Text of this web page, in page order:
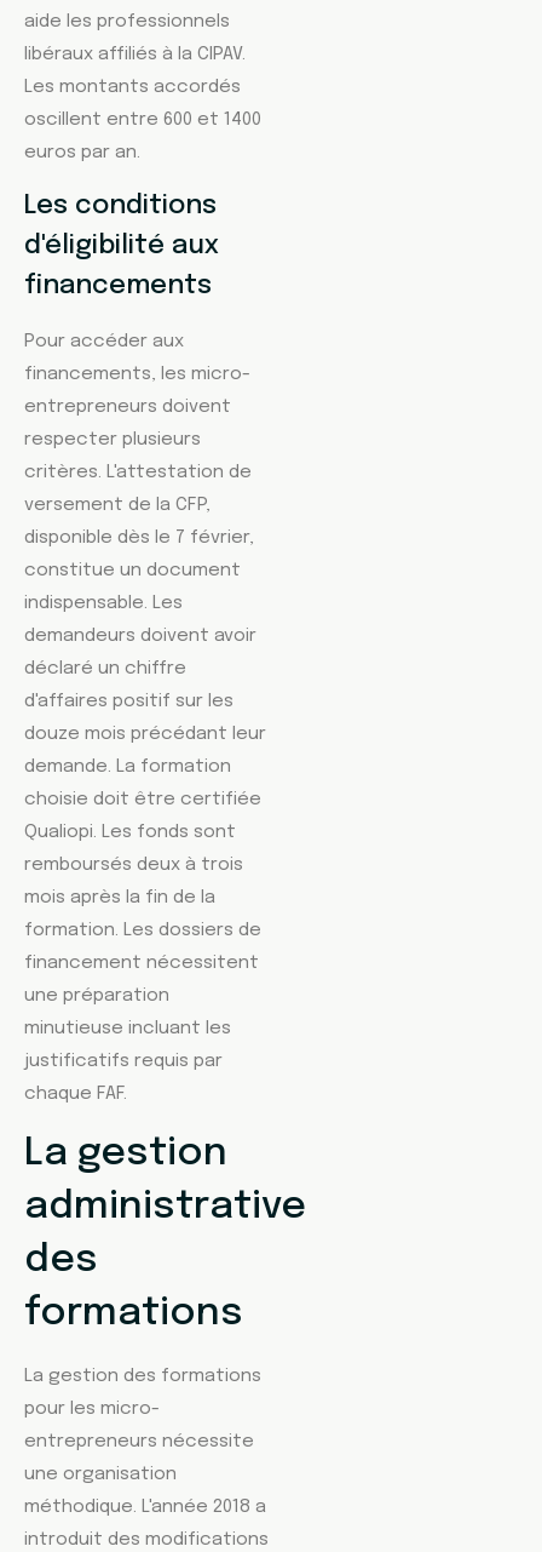
aide les professionnels
libéraux affiliés à la CIPAV.
Les montants accordés
oscillent entre 600 et 1400
euros par an.
Les conditions
d'éligibilité aux
financements
Pour accéder aux
financements, les micro-
entrepreneurs doivent
respecter plusieurs
critères. L'attestation de
versement de la CFP,
disponible dès le 7 février,
constitue un document
indispensable. Les
demandeurs doivent avoir
déclaré un chiffre
d'affaires positif sur les
douze mois précédant leur
demande. La formation
choisie doit être certifiée
Qualiopi. Les fonds sont
remboursés deux à trois
mois après la fin de la
formation. Les dossiers de
financement nécessitent
une préparation
minutieuse incluant les
justificatifs requis par
chaque FAF.
La gestion
administrative
des
formations
La gestion des formations
pour les micro-
entrepreneurs nécessite
une organisation
méthodique. L'année 2018 a
introduit des modifications